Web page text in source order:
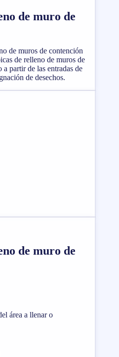
de muro de
de muros de contención
de relleno de muros de
partir de las entradas de
de desechos.
de muro de
área a llenar o